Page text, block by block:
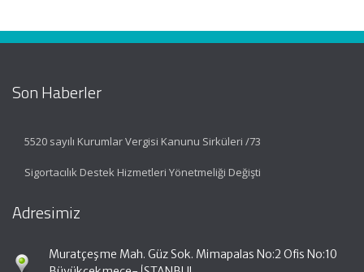
Son Haberler
5520 sayılı Kurumlar Vergisi Kanunu Sirküleri /73
Sigortacılık Destek Hizmetleri Yönetmeliği Değişti
Adresimiz
Muratçeşme Mah. Güz Sok. Mimapalas No:2 Ofis No:10